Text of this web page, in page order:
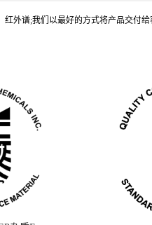
外谱;我们以最好的方式将产品交